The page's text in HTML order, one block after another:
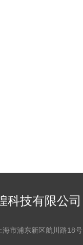
科技有限公司
海市浦东新区航川路18号